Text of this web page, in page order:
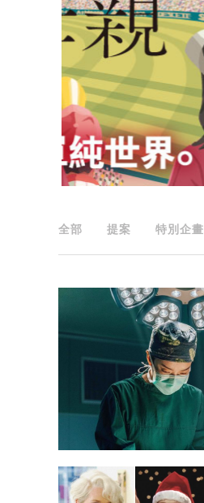
全部 提案 特別企畫